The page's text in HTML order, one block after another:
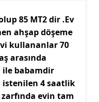
85 MT2 dir .Ev
ahşap döşeme
kullananlar 70
arasında
ile babamdir
istenilen 4 saatlik
evin tam